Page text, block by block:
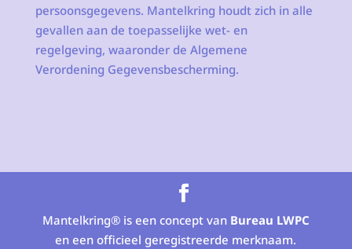
persoonsgegevens. Mantelkring houdt zich in alle
gevallen aan de toepasselijke wet- en
regelgeving, waaronder de Algemene
Verordening Gegevensbescherming.
Mantelkring® is een concept van Bureau LWPC
en een officieel geregistreerde merknaam.